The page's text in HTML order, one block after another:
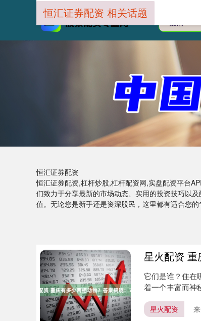
恒汇证券配资
恒汇证券配资,杠杆炒股,杠杆配资网,实盘配资平台
们致力于分享最新的市场动态、实用的投资技巧以
值。无论您是新手还是资深股民，这里都有适合您
恒汇证券配资 相关话题
星火配资 重
它们是谁？住在
着一个丰富而神
星火配资